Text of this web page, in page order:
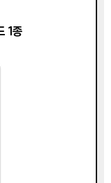
1종